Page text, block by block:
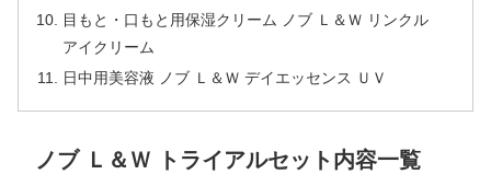
目もと・口もと用保湿クリーム ノブ Ｌ＆Ｗ リンクル
アイクリーム
日中用美容液 ノブ Ｌ＆Ｗ デイエッセンス ＵＶ
ノブ Ｌ＆Ｗ トライアルセット内容一覧